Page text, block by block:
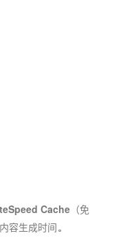
Cache（免
容生成时间。